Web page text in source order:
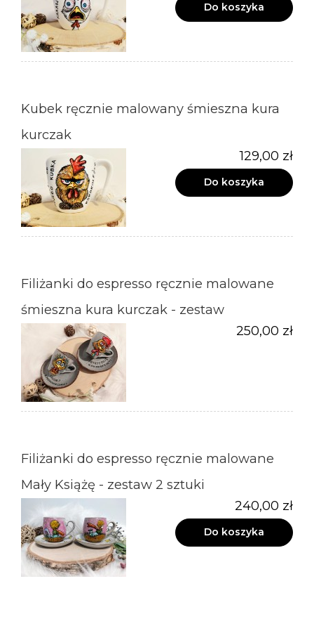
Do koszyka
Kubek ręcznie malowany śmieszna kura
kurczak
129,00 zł
Do koszyka
Filiżanki do espresso ręcznie malowane
śmieszna kura kurczak - zestaw
250,00 zł
Filiżanki do espresso ręcznie malowane
Mały Książę - zestaw 2 sztuki
240,00 zł
Do koszyka